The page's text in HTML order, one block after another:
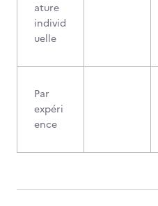
ature
individ
uelle
Par
expéri
ence